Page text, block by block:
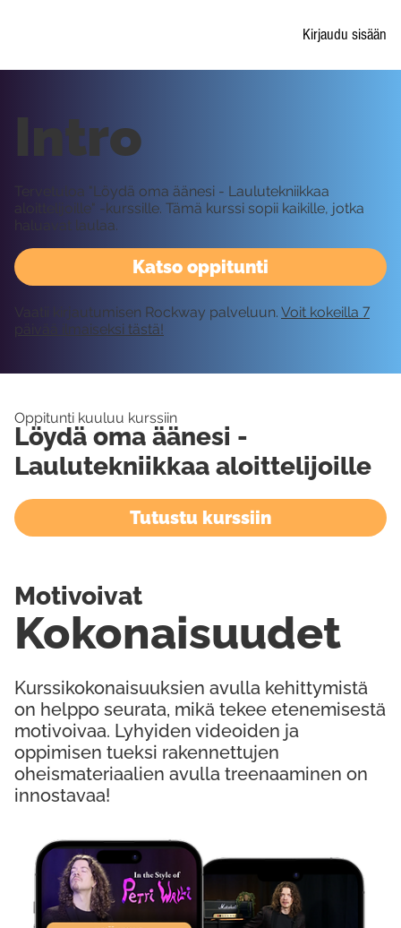
Kirjaudu sisään
Katso oppitunti
Intro
Tervetuloa "Löydä oma äänesi - Laulutekniikkaa
aloittelijoille" -kurssille. Tämä kurssi sopii kaikille, jotka
haluavat laulaa.
Vaatii kirjautumisen Rockway palveluun. Voit kokeilla 7
päivää ilmaiseksi tästä!
Oppitunti kuuluu kurssiin
Löydä oma äänesi -
Laulutekniikkaa aloittelijoille
Tutustu kurssiin
Kurssikokonaisuuksien avulla kehittymistä
on helppo seurata, mikä tekee etenemisestä
motivoivaa. Lyhyiden videoiden ja
oppimisen tueksi rakennettujen
oheismateriaalien avulla treenaaminen on
innostavaa!
Kokonaisuudet
Motivoivat